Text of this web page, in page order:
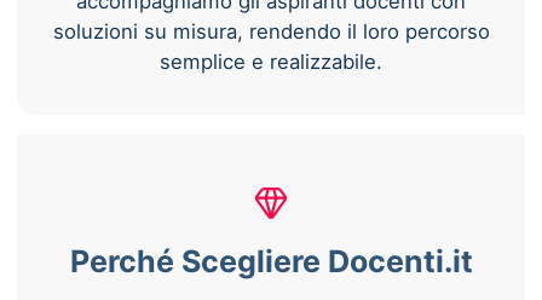
soluzioni su misura, rendendo il loro percorso
semplice e realizzabile.
Perché Scegliere Docenti.it